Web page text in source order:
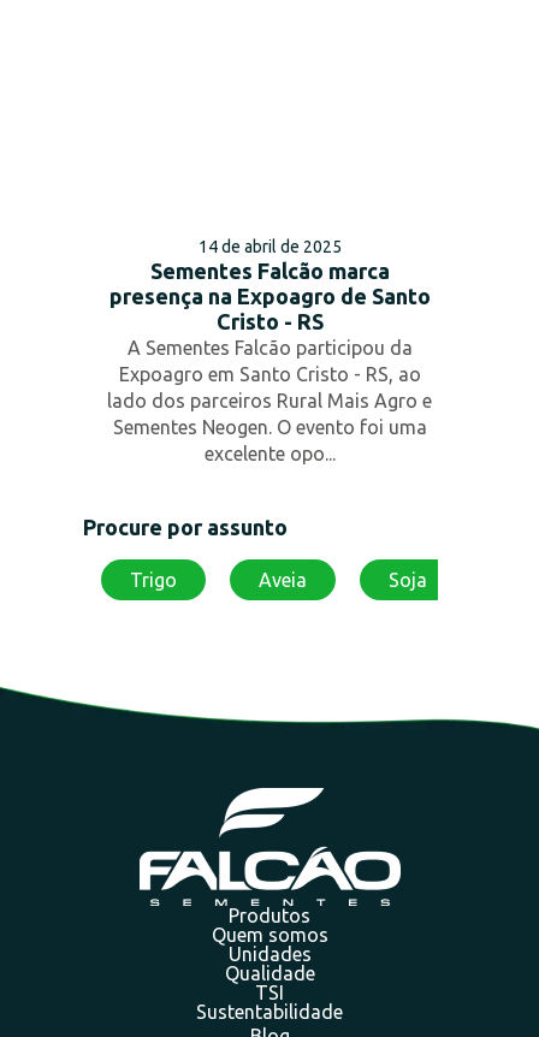
14 de abril de 2025
Sementes Falcão marca
presença na Expoagro de Santo
Cristo - RS
A Sementes Falcão participou da
Expoagro em Santo Cristo - RS, ao
lado dos parceiros Rural Mais Agro e
Sementes Neogen. O evento foi uma
excelente opo...
Procure por assunto
Trigo Aveia Soja
Produtos
Quem somos
Unidades
Qualidade
TSI
Sustentabilidade